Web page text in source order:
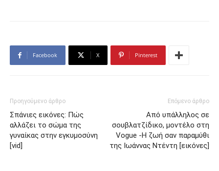
Facebook X Pinterest
Προηγούμενο άρθρο
Σπάνιες εικόνες: Πώς
αλλάζει το σώμα της
γυναίκας στην εγκυμοσύνη
[vid]
Επόμενο άρθρο
Από υπάλληλος σε
σουβλατζίδικο, μοντέλο στη
Vogue -Η ζωή σαν παραμύθι
της Ιωάννας Ντέντη [εικόνες]